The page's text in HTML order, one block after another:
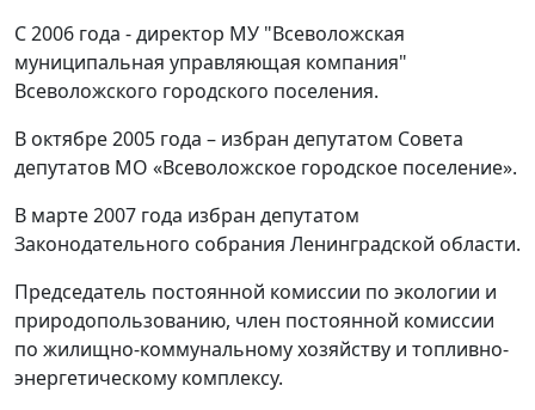
С 2006 года - директор МУ "Всеволожская
муниципальная управляющая компания"
Всеволожского городского поселения.
В октябре 2005 года – избран депутатом Совета
депутатов МО «Всеволожское городское поселение».
В марте 2007 года избран депутатом
Законодательного собрания Ленинградской области.
Председатель постоянной комиссии по экологии и
природопользованию, член постоянной комиссии
по жилищно-коммунальному хозяйству и топливно-
энергетическому комплексу.